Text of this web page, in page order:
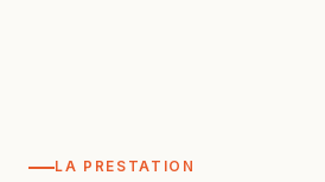
LA PRESTATION